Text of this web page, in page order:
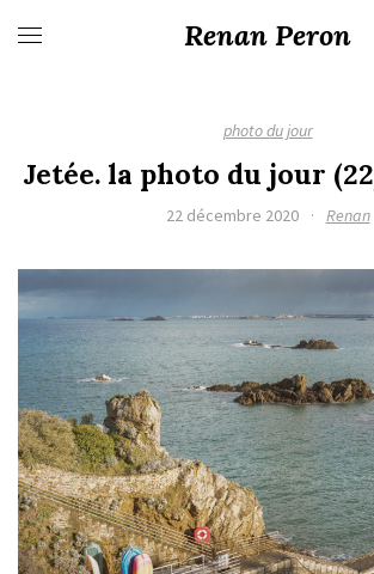
Renan Peron
photo du jour
Jetée. la photo du jour
22 décembre 2020 · Renan